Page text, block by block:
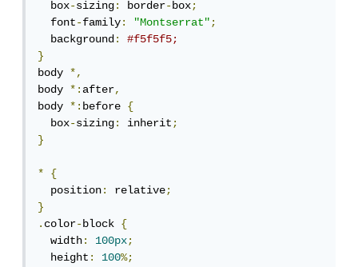
  box
-sizing: border-box;
  font
-family: "Montserrat";
  background
:
#f5f5f5;
}
body *,
body *:after,
body *:before {
  box
-sizing: inherit;
}
*
{
  position
: relative;
}
.color-block {
  width
: 100px;
  height
: 100%;